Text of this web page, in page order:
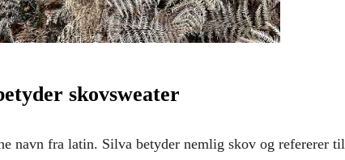
skovsweater
navn fra latin. Silva betyder nemlig skov og refererer til